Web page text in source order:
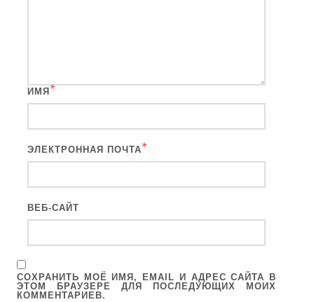
ИМЯ *
ЭЛЕКТРОННАЯ ПОЧТА*
ВЕБ-САЙТ
СОХРАНИТЬ МОЁ ИМЯ, EMAIL И АДРЕС САЙТА В
ЭТОМ БРАУЗЕРЕ ДЛЯ ПОСЛЕДУЮЩИХ МОИХ
КОММЕНТАРИЕВ.